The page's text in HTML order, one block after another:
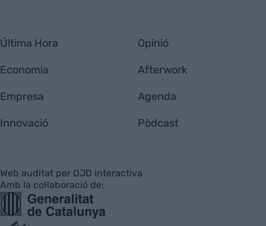
Última Hora
Economia
Empresa
Innovació
Opinió
Afterwork
Agenda
Pòdcast
Web auditat per OJD interactiva
Amb la col·laboració de: